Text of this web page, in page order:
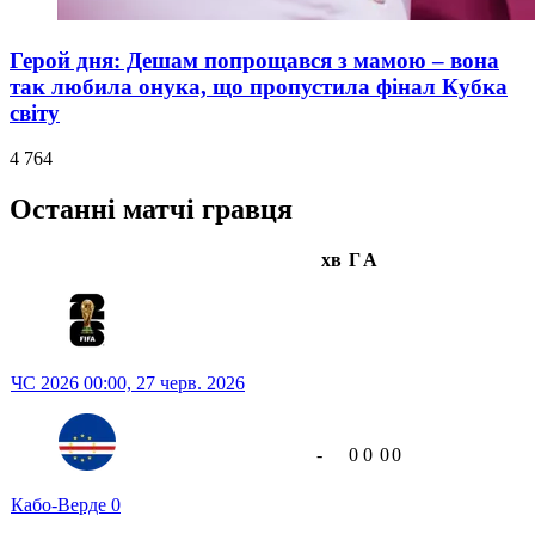
Герой дня: Дешам попрощався з мамою – вона
так любила онука, що пропустила фінал Кубка
світу
4 764
Останні матчі гравця
хв ГА
ЧС 2026 00:00, 27 черв. 2026
Кабо-Верде 0
- 0 0 00